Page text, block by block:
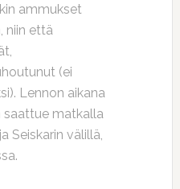
ammukset
niin että
(ei
Lennon aikana
saattue matkalla
Seiskarin välillä,